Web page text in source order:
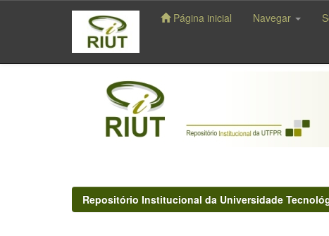
navigation
Página inicial Navegar
Repositório Institucional da Universidade